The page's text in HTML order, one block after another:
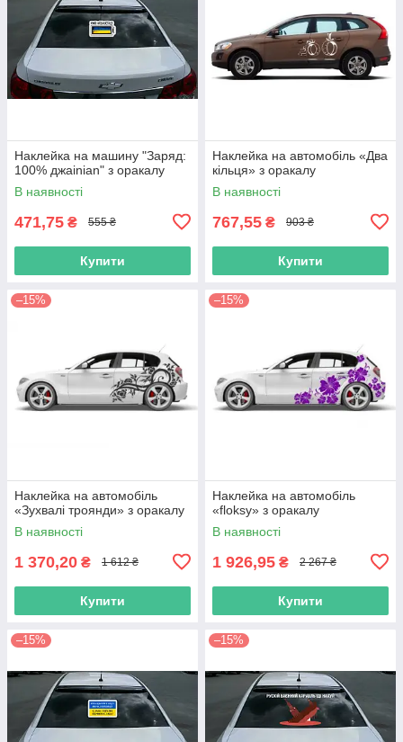
Наклейка на машину "Заряд:
100% джаinian" з оракалу
В наявності
471,75 ₴ 555 ₴
Купити
Наклейка на автомобіль «Два
кільця» з оракалу
В наявності
767,55 ₴ 903 ₴
Купити
–15%
Наклейка на автомобіль
«Зухвалі троянди» з оракалу
В наявності
1 370,20 ₴ 1 612 ₴
Купити
–15%
Наклейка на автомобіль
«floksy» з оракалу
В наявності
1 926,95 ₴ 2 267 ₴
Купити
–15% –15%